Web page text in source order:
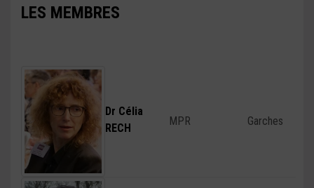
LES MEMBRES
Dr Célia
RECH
MPR Garches